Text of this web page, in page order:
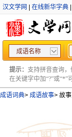
汉文学网 在线新华字典
成语名称
提示： 支持拼音查询，
在关键字中加“?”或“*”
成语词典> 成语故事> 故